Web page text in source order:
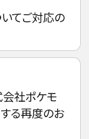
てご対応の
会社ポケモ
る再度のお